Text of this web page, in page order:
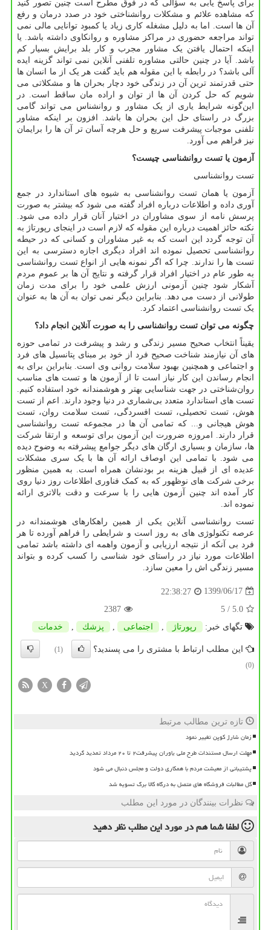
برای پاسخ یابی به سؤالی که در فوق مطرح است چنین تصور کنید
که مشاهده علائم و مشکلات روانشناختی خود در صدد درمان و رفع
آن ها است. اما به دلیل مشغله کاری زیاد یا کمبود توانایی مالی نمی
تواند مراجعه حضوری در مراکز مشاوره و روانکاوی داشته باشد. یا
اینکه احتمال یافتن یک مشاور مجرب و کار بلد برایش بسیار کم
باشد. آیا در چنین حالتی مشاوره تلفنی آنلاین نمی تواند گزینه ایده
آلی باشد؟ در رابطه با این مقوله هم باید گفت هر یک از ما انسان ها
حتی قدرتمند ترین آن در زندگی خود دچار بحران ها و مشکلاتی می
شویم که حل کردن آن ها از توان و اراده مان ساقط است. در
این‌گونه شرایط یاری از یک مشاور و روانشناس می تواند گامی
بزرگ در راستای حل این بحران ها باشد. افزون بر اینکه مشاور
تلفنی موجبات پیشرفت سریع و حل هرچه آسان تر آن ها را برایمان
نیز فراهم می آورد.
آزمون یا تست روانشناسی چیست؟
تست روانشناسی
آزمون یا همان تست روانشناسی به شیوه های استاندارد در جمع
آوری داده و اطلاعات درباره افراد گفته می شود که بیشتر به صورت
پرسش نامه از سوی مشاوران در اختیار آنان قرار داده می شود.
نکته حائز اهمیت درباره این مقوله که لازم است در اینجای رپورتاژ به
آن توجه گردد این است که به غیر مشاوران و کسانی که در حیطه
روانشناسی تحصیل نموده اند افراد دیگری اجازه دسترسی به این
تست ها را ندارند. چرا که اگر نمونه هایی از انواع تست روانشناسی
به طور عام در اختیار افراد قرار گرفته و نتایج آن ها بر عموم مردم
آشکار شود چنین آزمونی ارزش علمی خود را برای مدت زمان
طولانی از دست می دهد. بنابراین دیگر نمی توان به آن ها به عنوان
یک تست روانشناسی اعتماد کرد.
چگونه می توان تست روانشناسی را به صورت آنلاین انجام داد؟
یقیناً انتخاب صحیح مسیر زندگی و رشد و پیشرفت در تمامی حوزه
های آن نیازمند شناخت صحیح فرد از خود بر مبنای پتانسیل های فرد
و اجتماعی و همچنین بهبود سلامت روانی وی است. بنابراین برای به
انجام رساندن این کار نیاز است تا از آزمون ها و تست های مناسب
روان‌شناختی در جهت شناسایی بهتر و هوشمندانه خود استفاده کنیم.
تست های استاندارد متعدد بی‌شماری در دنیا وجود دارند. اعم از تست
هوش، تست تحصیلی، تست افسردگی، تست سلامت روان، تست
هوش هیجانی و... که تمامی آن ها در مجموعه تست روانشناسی
قرار دارند. امروزه ضرورت این آزمون برای توسعه و ارتقا شرکت
ها، سازمان و بسیاری ارگان های دیگر جوامع پیشرفته به وضوح دیده
می شود. با تمامی این اوصاف ارائه آن ها با یک سری مشکلات
عدیده ای از قبیل هزینه بر بودنشان همراه است. به همین منظور
برخی شرکت های نوظهور که به کمک فناوری اطلاعات روز دنیا روی
کار آمده اند چنین آزمون هایی را با سرعت و دقت بالاتری ارائه
نموده اند.
تست روانشناسی آنلاین یکی از همین راهکارهای هوشمندانه در
عرصه تکنولوژی های به روز است و شرایطی را فراهم آورده تا هر
فرد بی آنکه از نتیجه ارزیابی و آزمون واهمه ای داشته باشد تمامی
اطلاعات مورد نیاز در راستای خود شناسی را کسب کرده و بتواند
مسیر زندگی اش را معین سازد.
1399/06/17
22:38:27
5.0
/ 5
2387
تگهای خبر:
رپورتاژ , اجتماعی , پزشك , خدمات
این مطلب ارتباط با مشتری را می پسندید؟
(1)
(0)
X
تازه ترین مطالب مرتبط
زمان شارژ کوپن تغییر نمود
مهلت ارسال مستندات طرح ملی یاوران پیشرفت۲ تا ۲۰ مرداد تمدید گردید
پشتیبانی از معیشت مردم با همکاری دولت و مجلس دنبال می شود
کل مطالبات فروشگاه های متصل به درگاه کالا برگ تسویه شد
نظرات بینندگان در مورد این مطلب
لطفا شما همدر مورد این مطلبنظر دهید